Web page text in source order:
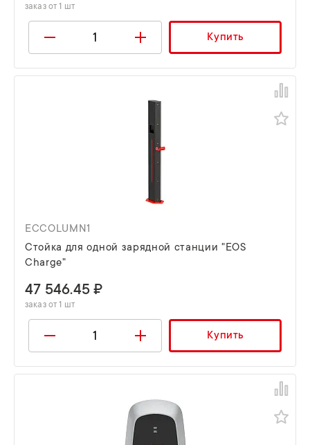
заказ от 1 шт
Купить
ECCOLUMN1
Стойка для одной зарядной станции "EOS
Charge"
47 546.45 ₽
заказ от 1 шт
Купить